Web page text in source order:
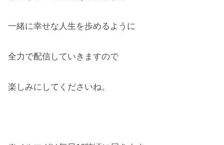
一緒に幸せな人生を歩めるように
全力で配信していきますので
楽しみにしてくださいね。